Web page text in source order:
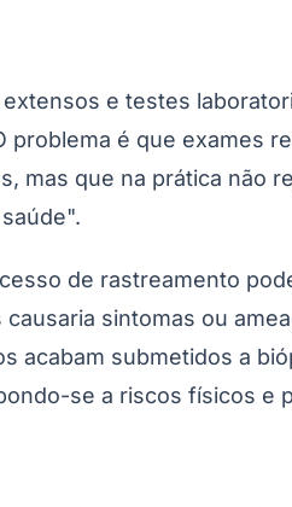
Corinthians
e testes
problema é que
mas que na prática não
de rastreamento
sintomas ou
acabam submetidos a
se a riscos físicos e